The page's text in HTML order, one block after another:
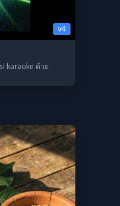
v4
karaoke ด้วย